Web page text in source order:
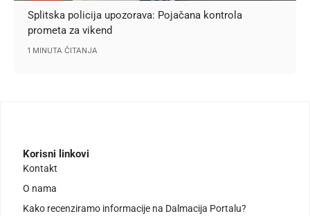
Splitska policija upozorava: Pojačana kontrola
prometa za vikend
1 MINUTA ČITANJA
Korisni linkovi
Kontakt
O nama
Kako recenziramo informacije na Dalmacija Portalu?